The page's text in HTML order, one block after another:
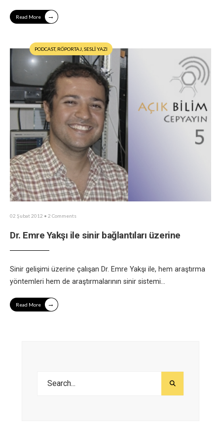
Read More →
PODCAST, RÖPORTAJ SESLİ YAZI
02 Şubat 2012 • 2 Comments
Dr. Emre Yakşı ile sinir bağlantıları üzerine
Sinir gelişimi üzerine çalışan Dr. Emre Yakşı ile, hem araştırma
yöntemleri hem de araştırmalarının sinir sistemi...
Read More →